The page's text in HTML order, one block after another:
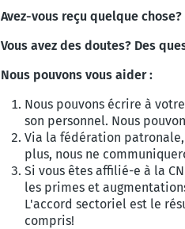
Avez-vous reçu quelque
Vous avez des doutes? Des
Nous pouvons vous aider :
Nous pouvons écrire à
son personnel. Nous
Via la fédération
plus, nous ne
Si vous êtes affilié-e à la
les primes et
L'accord sectoriel est le
compris!